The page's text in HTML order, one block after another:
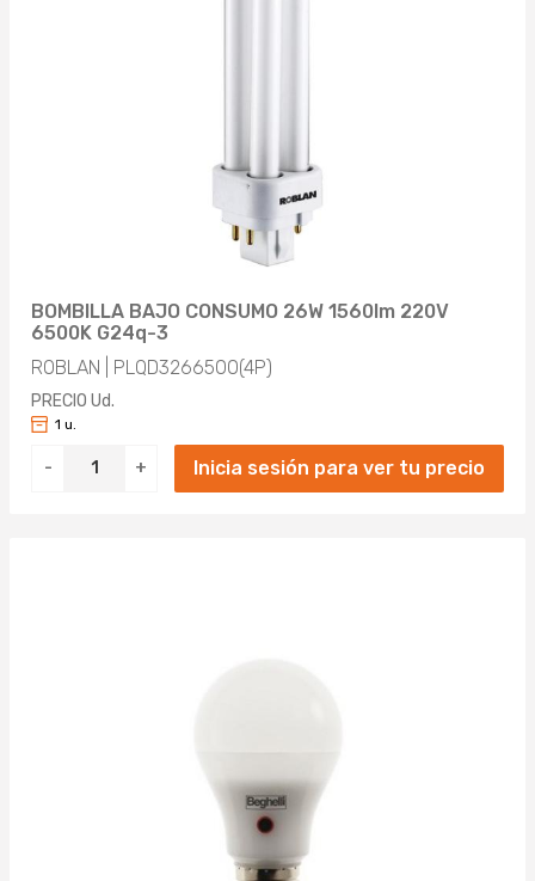
BOMBILLA BAJO CONSUMO 26W 1560lm 220V
6500K G24q-3
ROBLAN | PLQD3266500(4P)
PRECIO Ud.
- +
1 u.
Inicia sesión para ver tu precio